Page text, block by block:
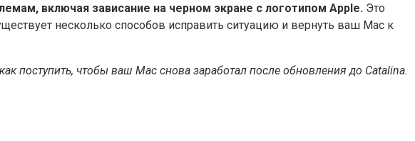
включая зависание на черном экране с логотипом Apple. Это
несколько способов исправить ситуацию и вернуть ваш Mac к
поступить, чтобы ваш Mac снова заработал после обновления до Catalina.